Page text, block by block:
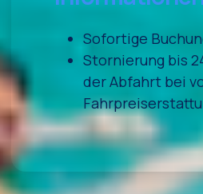
Sofortige
Stornierung bis
der Abfahrt bei